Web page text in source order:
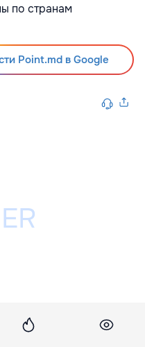
по странам
Point.md в Google
на сайте